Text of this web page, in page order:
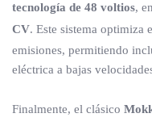
tecnología de 48 voltios,
CV. Este sistema optimiza
emisiones, permitiendo
eléctrica a bajas
Finalmente, el clásico